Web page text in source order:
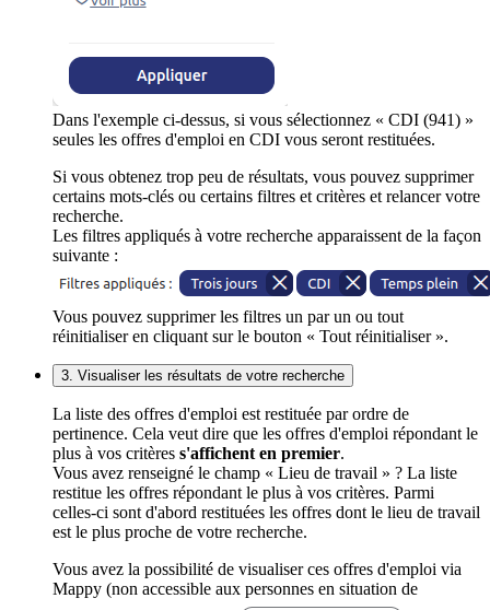
Dans l'exemple ci-dessus, si vous sélectionnez « CDI (941) »
seules les offres d'emploi en CDI vous seront restituées.
Si vous obtenez trop peu de résultats, vous pouvez supprimer
certains mots-clés ou certains filtres et critères et relancer votre
recherche.
Les filtres appliqués à votre recherche apparaissent de la façon
suivante :
Vous pouvez supprimer les filtres un par un ou tout
réinitialiser en cliquant sur le bouton « Tout réinitialiser ».
3. Visualiser les résultats de votre recherche
La liste des offres d'emploi est restituée par ordre de
pertinence. Cela veut dire que les offres d'emploi répondant le
plus à vos critères s'affichent en premier.
Vous avez renseigné le champ « Lieu de travail » ? La liste
restitue les offres répondant le plus à vos critères. Parmi
celles-ci sont d'abord restituées les offres dont le lieu de travail
est le plus proche de votre recherche.
Vous avez la possibilité de visualiser ces offres d'emploi via
Mappy (non accessible aux personnes en situation de